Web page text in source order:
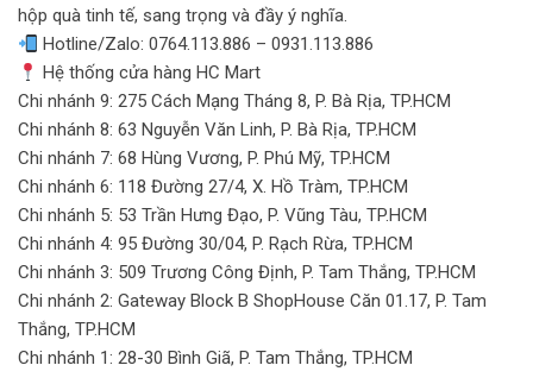
hộp quà tinh tế, sang trọng và đầy ý nghĩa.
Hotline/Zalo: 0764.113.886 – 0931.113.886
Hệ thống cửa hàng HC Mart
Chi nhánh 9: 275 Cách Mạng Tháng 8, P. Bà Rịa, TP.HCM
Chi nhánh 8: 63 Nguyễn Văn Linh, P. Bà Rịa, TP.HCM
Chi nhánh 7: 68 Hùng Vương, P. Phú Mỹ, TP.HCM
Chi nhánh 6: 118 Đường 27/4, X. Hồ Tràm, TP.HCM
Chi nhánh 5: 53 Trần Hưng Đạo, P. Vũng Tàu, TP.HCM
Chi nhánh 4: 95 Đường 30/04, P. Rạch Rừa, TP.HCM
Chi nhánh 3: 509 Trương Công Định, P. Tam Thắng, TP.HCM
Chi nhánh 2: Gateway Block B ShopHouse Căn 01.17, P. Tam
Thắng, TP.HCM
Chi nhánh 1: 28-30 Bình Giã, P. Tam Thắng, TP.HCM